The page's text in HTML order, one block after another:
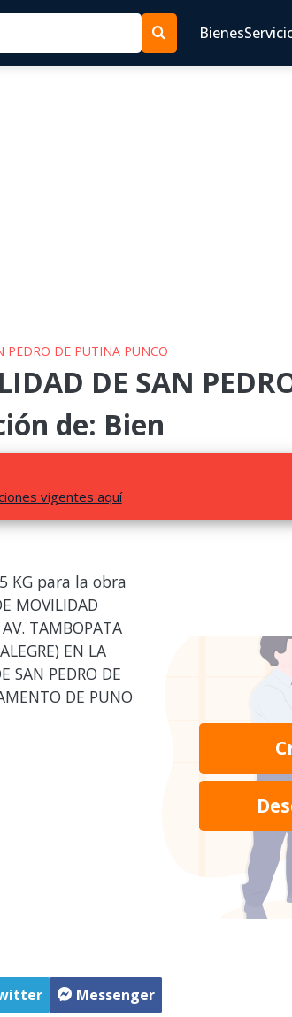
Bienes
DE PUTINA PUNCO
DE SAN
de: Bien
vigentes aquí
KG para la obra
MOVILIDAD
AV. TAMBOPATA
EN LA
SAN PEDRO DE
DE PUNO
Messenger